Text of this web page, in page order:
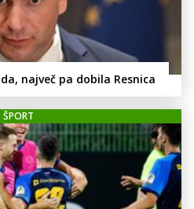
največ pa dobila Resnica
ŠPORT